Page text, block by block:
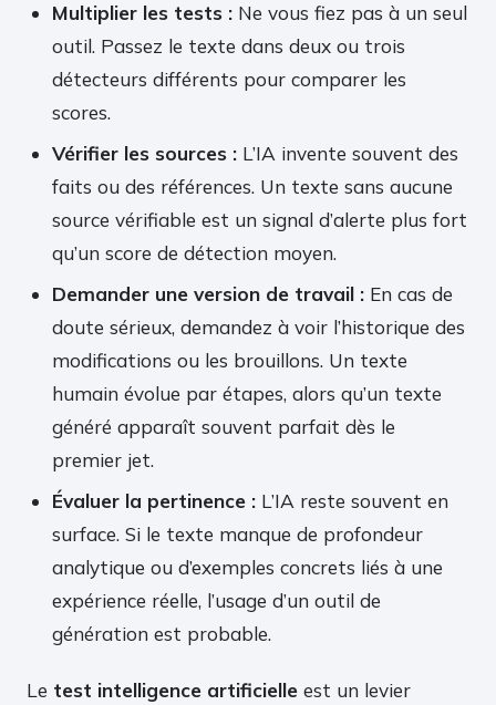
Multiplier les tests : Ne vous fiez pas à un seul
outil. Passez le texte dans deux ou trois
détecteurs différents pour comparer les
scores.
Vérifier les sources : L’IA invente souvent des
faits ou des références. Un texte sans aucune
source vérifiable est un signal d’alerte plus fort
qu’un score de détection moyen.
Demander une version de travail : En cas de
doute sérieux, demandez à voir l’historique des
modifications ou les brouillons. Un texte
humain évolue par étapes, alors qu’un texte
généré apparaît souvent parfait dès le
premier jet.
Évaluer la pertinence : L’IA reste souvent en
surface. Si le texte manque de profondeur
analytique ou d’exemples concrets liés à une
expérience réelle, l’usage d’un outil de
génération est probable.
Le test intelligence artificielle est un levier